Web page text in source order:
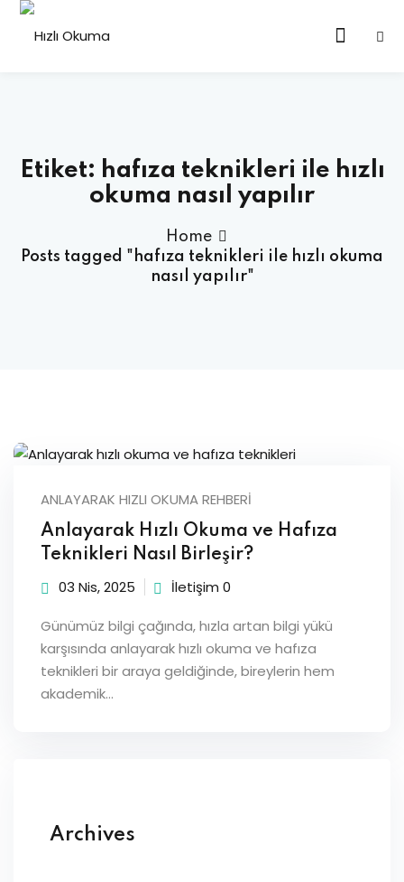
Skip
Özel Ders Online
Etiket: hafıza teknikleri ile hızlı
okuma nasıl yapılır
Home
Posts tagged "hafıza teknikleri ile hızlı okuma
nasıl yapılır"
ANLAYARAK HIZLI OKUMA REHBERI
Anlayarak Hızlı Okuma ve Hafıza
Teknikleri Nasıl Birleşir?
03 Nis, 2025 İletişim 0
Günümüz bilgi çağında, hızla artan bilgi yükü
karşısında anlayarak hızlı okuma ve hafıza
teknikleri bir araya geldiğinde, bireylerin hem
akademik…
Archives
Already have an account?Sign in